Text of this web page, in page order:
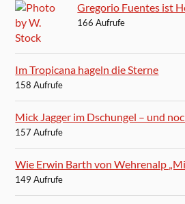
Gregorio Fuentes ist
166 Aufrufe
Im Tropicana hageln die Sterne
158 Aufrufe
Mick Jagger im Dschungel – und
157 Aufrufe
Wie Erwin Barth von Wehrenalp
149 Aufrufe